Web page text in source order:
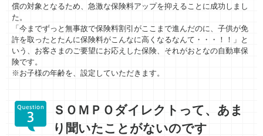
償の対象となるため、急激な保険料アップを抑えることに成功しまし
た。
「今までずっと無事故で保険料割引がここまで進んだのに、子供が免
許を取ったとたんに保険料がこんなに高くなるなんて・・・！！」と
いう、お客さまのご要望にお応えした保険、それがおとなの自動車保
険です。
※お子様の年齢を、設定していただきます。
ＳＯＭＰＯダイレクトって、あま
り聞いたことがないのです